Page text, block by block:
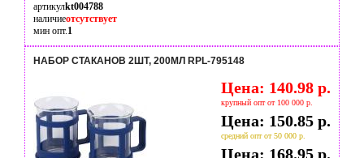
артикулkt004788
наличиеотсутствует
мин опт.1
НАБОР СТАКАНОВ 2ШТ, 200МЛ RPL-795148
Цена: 140.98 р.
крупный опт от 100 000 р.
Цена: 150.85 р.
средний опт от 50 000 р.
Цена: 168.95 р.